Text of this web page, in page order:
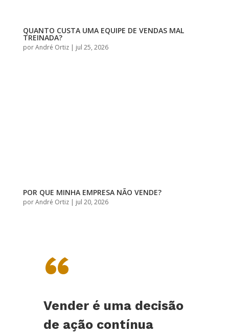
QUANTO CUSTA UMA EQUIPE DE VENDAS MAL
TREINADA?
porAndré Ortiz| jul 25, 2026
POR QUE MINHA EMPRESA NÃO VENDE?
porAndré Ortiz| jul 20, 2026
“
Vender é uma decisão
de ação contínua